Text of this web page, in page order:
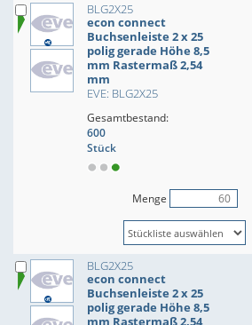
BLG2X25
econ connect
Buchsenleiste 2 x 25
polig gerade Höhe 8,5
mm Rastermaß 2,54
mm
EVE: BLG2X25
Gesamtbestand:
600
Stück
Menge
BLG2X25
econ connect
Buchsenleiste 2 x 25
polig gerade Höhe 8,5
mm Rastermaß 2,54